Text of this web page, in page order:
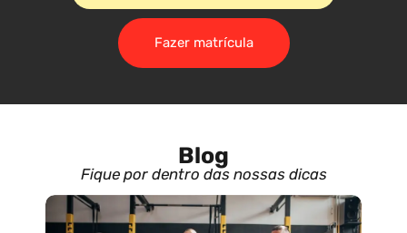
Fazer matrícula
Blog
Fique por dentro das nossas dicas